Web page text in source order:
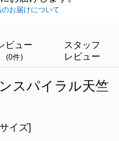
のお届けについて
ビュー
(0件)
スタッフ
レビュー
スパイラル天竺
イズ]